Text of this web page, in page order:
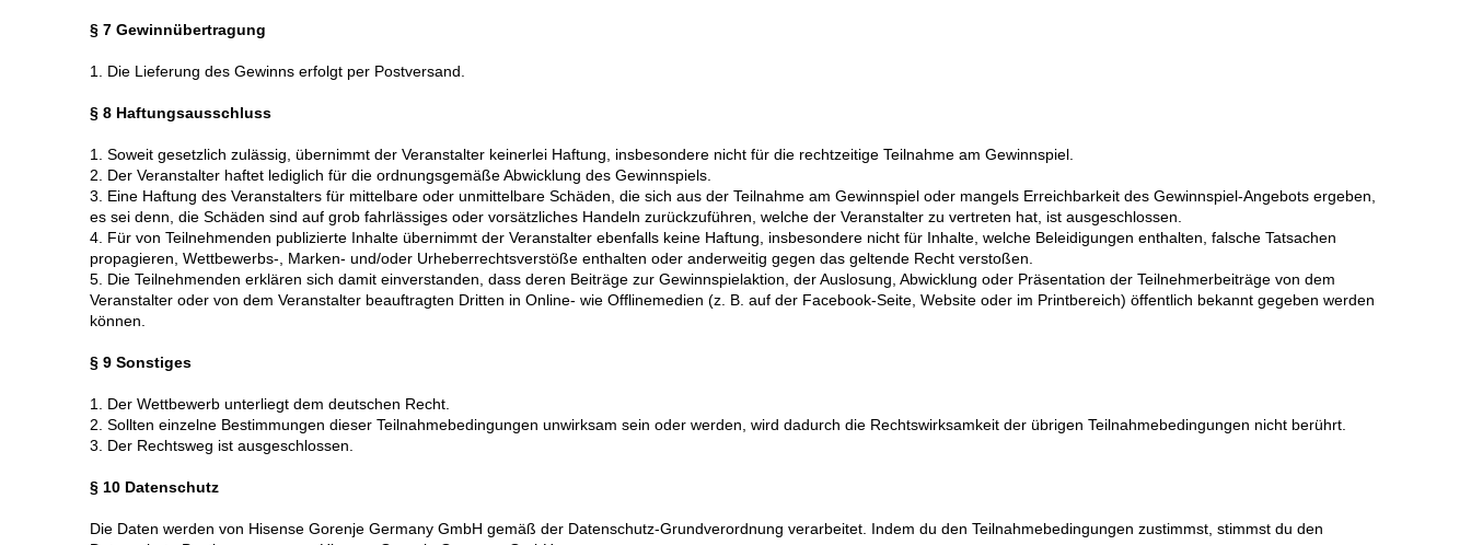
§ 7 Gewinnübertragung
1. Die Lieferung des Gewinns erfolgt per Postversand.
§ 8 Haftungsausschluss
1. Soweit gesetzlich zulässig, übernimmt der Veranstalter keinerlei Haftung, insbesondere nicht für die rechtzeitige Teilnahme am Gewinnspiel.
2. Der Veranstalter haftet lediglich für die ordnungsgemäße Abwicklung des Gewinnspiels.
3. Eine Haftung des Veranstalters für mittelbare oder unmittelbare Schäden, die sich aus der Teilnahme am Gewinnspiel oder mangels Erreichbarkeit des Gewinnspiel-Angebots ergeben,
es sei denn, die Schäden sind auf grob fahrlässiges oder vorsätzliches Handeln zurückzuführen, welche der Veranstalter zu vertreten hat, ist ausgeschlossen.
4. Für von Teilnehmenden publizierte Inhalte übernimmt der Veranstalter ebenfalls keine Haftung, insbesondere nicht für Inhalte, welche Beleidigungen enthalten, falsche Tatsachen
propagieren, Wettbewerbs-, Marken- und/oder Urheberrechtsverstöße enthalten oder anderweitig gegen das geltende Recht verstoßen.
5. Die Teilnehmenden erklären sich damit einverstanden, dass deren Beiträge zur Gewinnspielaktion, der Auslosung, Abwicklung oder Präsentation der Teilnehmerbeiträge von dem
Veranstalter oder von dem Veranstalter beauftragten Dritten in Online- wie Offlinemedien (z. B. auf der Facebook-Seite, Website oder im Printbereich) öffentlich bekannt gegeben werden
können.
§ 9 Sonstiges
1. Der Wettbewerb unterliegt dem deutschen Recht.
2. Sollten einzelne Bestimmungen dieser Teilnahmebedingungen unwirksam sein oder werden, wird dadurch die Rechtswirksamkeit der übrigen Teilnahmebedingungen nicht berührt.
3. Der Rechtsweg ist ausgeschlossen.
§ 10 Datenschutz
Die Daten werden von Hisense Gorenje Germany GmbH gemäß der Datenschutz-Grundverordnung verarbeitet. Indem du den Teilnahmebedingungen zustimmst, stimmst du den